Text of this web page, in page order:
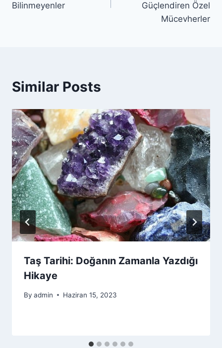
Bilinmeyenler
Güçlendiren Özel
Mücevherler
Similar Posts
Taş Tarihi: Doğanın Zamanla Yazdığı
Hikaye
By admin Haziran 15, 2023